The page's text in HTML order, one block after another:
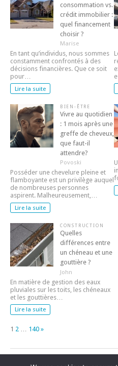
consommation vs.
crédit immobilier :
quel financement
choisir ?
Marise
En tant qu’individus, nous sommes
constamment confrontés à des
décisions financières. Que ce soit
pour…
Lire la suite
BIEN-ÊTRE
Vivre au quotidien
: 1 mois après une
greffe de cheveux,
que faut-il
attendre?
Povoski
Posséder une chevelure pleine et
flamboyante est un privilège auquel
de nombreuses personnes
aspirent. Malheureusement,…
Lire la suite
CONSTRUCTION
Quelles
différences entre
un chéneau et une
gouttière ?
John
En matière de gestion des eaux
pluviales sur les toits, les chéneaux
et les gouttières…
Lire la suite
Page:
1 2 140 Next
»